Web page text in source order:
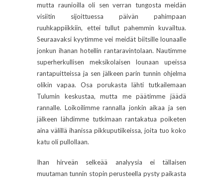
mutta raunioilla oli sen verran tungosta meidän
visiitin sijoittuessa päivän pahimpaan
ruuhkappiikkiin, ettei tullut pahemmin kuvailtua.
Seuraavaksi kyytimme vei meidät biitsille lounaalle
jonkun ihanan hotellin rantaravintolaan. Nautimme
superherkullisen meksikolaisen lounaan upeissa
rantapuitteissa ja sen jälkeen parin tunnin ohjelma
olikin vapaa. Osa porukasta lähti tutkailemaan
Tulumin keskustaa, mutta me päätimme jäädä
rannalle. Loikoilimme rannalla jonkin aikaa ja sen
jälkeen lähdimme tutkimaan rantakatua poiketen
aina välillä ihanissa pikkuputiikeissa, joita tuo koko
katu oli pullollaan.
Ihan hirveän selkeää analyysia ei tällaisen
muutaman tunnin stopin perusteella pysty paikasta